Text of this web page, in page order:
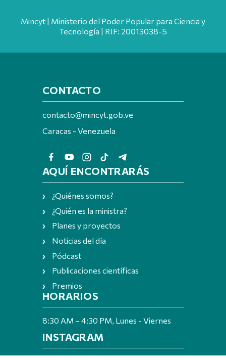
Mincyt | Ministerio del Poder Popular para Ciencia y
Tecnología | RIF: 20013038-5
CONTACTO
contacto@mincyt.gob.ve
Caracas - Venezuela
AQUÍ ENCONTRARÁS
¿Quiénes somos?
¿Quién es la ministra?
Planes y proyectos
Noticias del día
Pódcast
Publicaciones científicas
Premios
HORARIOS
8:30 AM – 4:30 PM, Lunes - Viernes
INSTAGRAM